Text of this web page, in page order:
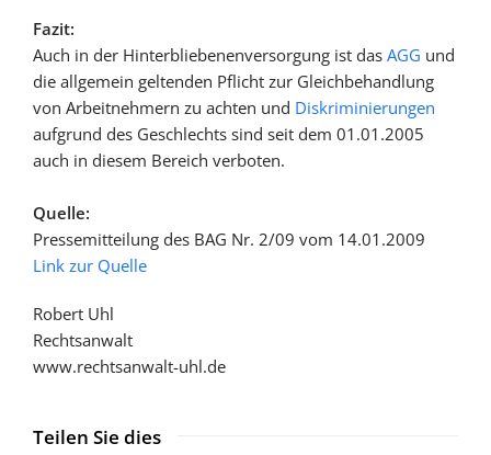
Fazit:
Auch in der Hinterbliebenenversorgung ist das AGG und
die allgemein geltenden Pflicht zur Gleichbehandlung
von Arbeitnehmern zu achten und Diskriminierungen
aufgrund des Geschlechts sind seit dem 01.01.2005
auch in diesem Bereich verboten.
Quelle:
Pressemitteilung des BAG Nr. 2/09 vom 14.01.2009
Link zur Quelle
Robert Uhl
Rechtsanwalt
www.rechtsanwalt-uhl.de
Teilen Sie dies